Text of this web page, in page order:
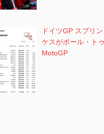
ドイツGP スプリ
ケスがポール・ト
MotoGP